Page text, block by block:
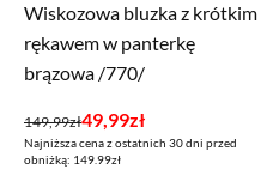
Wiskozowa bluzka z krótkim
rękawem w panterkę
brązowa /770/
149,99zł
Pierwotna
cena
49,99zł
Aktualna
cena
Najniższa cena z ostatnich 30 dni przed
obniżką: 149.99zł